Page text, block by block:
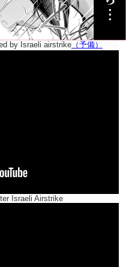
by Israeli airstrike （予備）
Israeli Airstrike